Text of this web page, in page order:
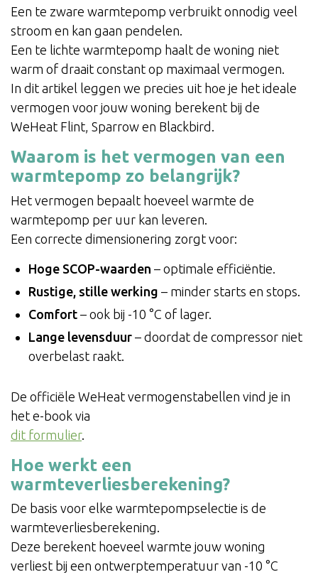
Een te zware warmtepomp verbruikt onnodig veel
stroom en kan gaan pendelen.
Een te lichte warmtepomp haalt de woning niet
warm of draait constant op maximaal vermogen.
In dit artikel leggen we precies uit hoe je het ideale
vermogen voor jouw woning berekent bij de
WeHeat Flint, Sparrow en Blackbird.
Waarom is het vermogen van een
warmtepomp zo belangrijk?
Het vermogen bepaalt hoeveel warmte de
warmtepomp per uur kan leveren.
Een correcte dimensionering zorgt voor:
Hoge SCOP-waarden – optimale efficiëntie.
Rustige, stille werking – minder starts en stops.
Comfort – ook bij -10 °C of lager.
Lange levensduur – doordat de compressor niet
overbelast raakt.
De officiële WeHeat vermogenstabellen vind je in
het e-book via
dit formulier.
Hoe werkt een
warmteverliesberekening?
De basis voor elke warmtepompselectie is de
warmteverliesberekening.
Deze berekent hoeveel warmte jouw woning
verliest bij een ontwerptemperatuur van -10 °C